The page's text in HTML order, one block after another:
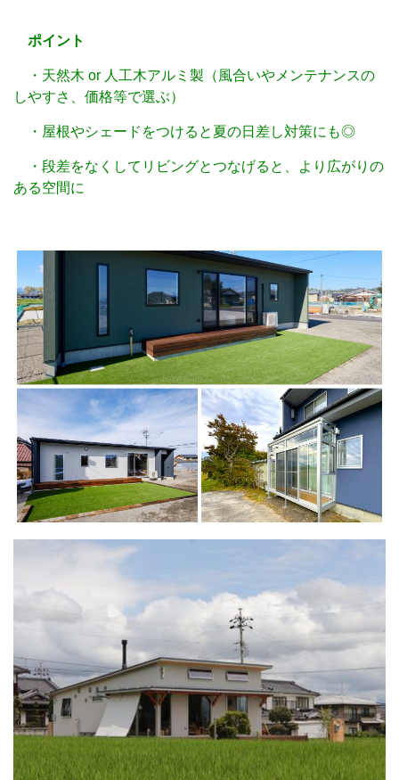
ポイント
・天然木 or 人工木アルミ製（風合いやメンテナンスの
しやすさ、価格等で選ぶ）
・屋根やシェードをつけると夏の日差し対策にも◎
・段差をなくしてリビングとつなげると、より広がりの
ある空間に